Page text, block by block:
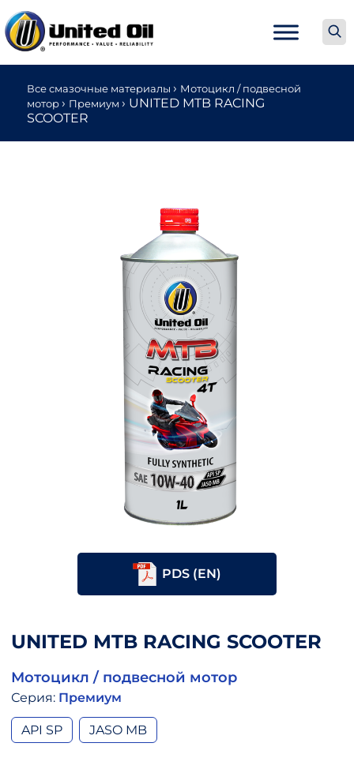
Все смазочные материалы› Мотоцикл / подвесной
мотор› Премиум› UNITED MTB RACING
SCOOTER
PDS (EN)
UNITED MTB RACING SCOOTER
Мотоцикл / подвесной мотор
Серия: Премиум
API SP JASO MB